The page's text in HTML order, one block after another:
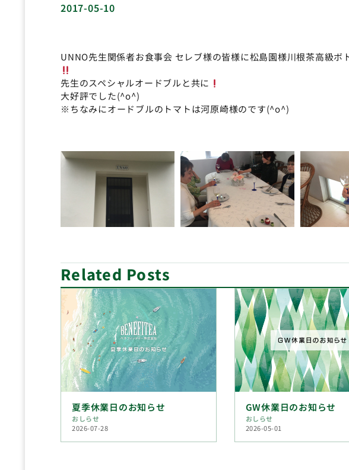
2017-05-10
UNNO先生関係者お食事会 セレブ様の皆様に松島園様川根茶高級ボ
先生のスペシャルオードブルと共に
大好評でした(^o^)
※ちなみにオードブルのトマトは河原崎様のです(^o^)
Related Posts
夏季休業日のお知らせ
おしらせ
2026-07-28
GW休業日のお知らせ
おしらせ
2026-05-01